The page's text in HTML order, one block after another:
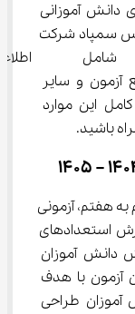
برای دانش آموزانی
سمپاد شرکت
آزمون و سایر
این موارد
باشید.
هفتم، آزمونی
استعدادهای
دانش آموزان
برگزار می‌شود. این آزمون با هدف
طراحی